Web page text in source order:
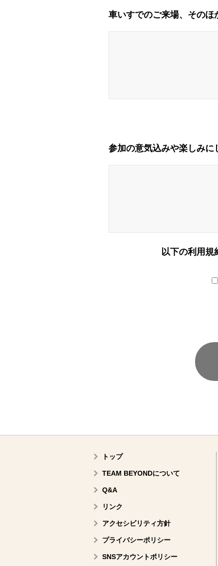
車いすでのご来場、その
参加の意気込みや楽しみ
以下の利用規
トップ
TEAM BEYONDについて
Q&A
リンク
アクセシビリティ方針
プライバシーポリシー
SNSアカウントポリシー